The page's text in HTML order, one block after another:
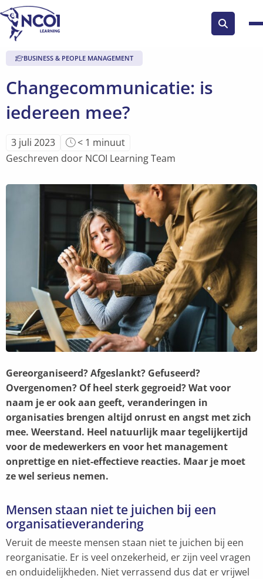
Zoek
knop
Changecommunicatie: is
iedereen mee?
BUSINESS & PEOPLE MANAGEMENT
3 juli 2023
Leestijd
van
is
< 1 minuut
Geschreven door NCOI Learning Team
Gereorganiseerd? Afgeslankt? Gefuseerd?
Overgenomen? Of heel sterk gegroeid? Wat voor
naam je er ook aan geeft, veranderingen in
organisaties brengen altijd onrust en angst met zich
mee. Weerstand. Heel natuurlijk maar tegelijkertijd
voor de medewerkers en voor het management
onprettige en niet-effectieve reacties. Maar je moet
ze wel serieus nemen.
Mensen staan niet te juichen bij een
organisatieverandering
Veruit de meeste mensen staan niet te juichen bij een
reorganisatie. Er is veel onzekerheid, er zijn veel vragen
en onduidelijkheden. Niet verrassend dus dat er vrijwel